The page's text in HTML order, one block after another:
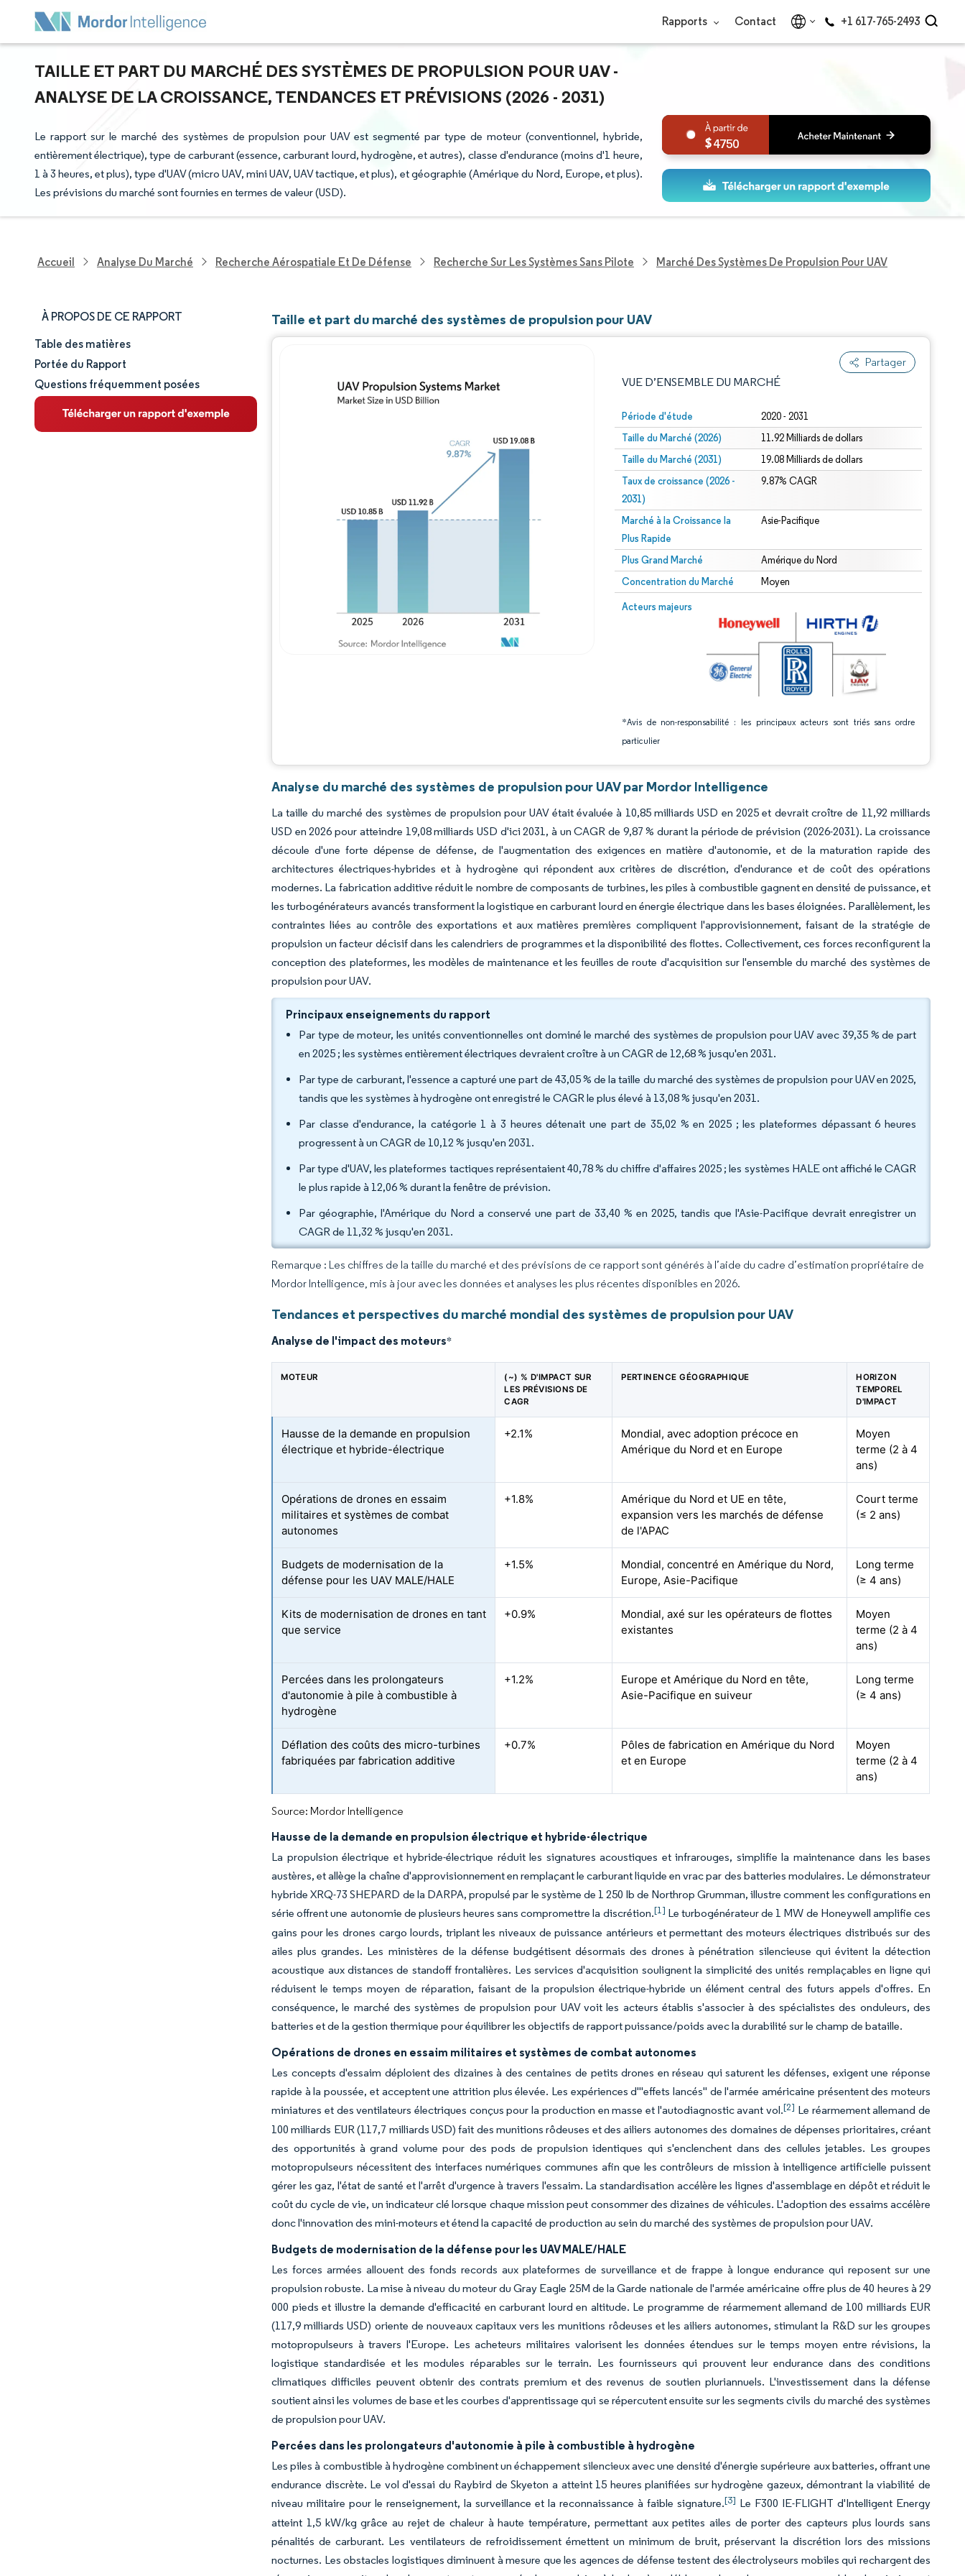
Rapports Contact +1 617-765-2493
TAILLE ET PART DU MARCHÉ DES SYSTÈMES DE PROPULSION POUR UAV -
ANALYSE DE LA CROISSANCE, TENDANCES ET PRÉVISIONS (2026 - 2031)
Le rapport sur le marché des systèmes de propulsion pour UAV est segmenté par type de moteur (conventionnel, hybride,
entièrement électrique), type de carburant (essence, carburant lourd, hydrogène, et autres), classe d'endurance (moins d'1 heure,
1 à 3 heures, et plus), type d'UAV (micro UAV, mini UAV, UAV tactique, et plus), et géographie (Amérique du Nord, Europe, et plus).
Les prévisions du marché sont fournies en termes de valeur (USD).
4750
Accueil Analyse Du Marché Recherche Aérospatiale Et De Défense Recherche Sur Les Systèmes Sans Pilote Marché Des Systèmes De Propulsion Pour UAV
À PROPOS DE CE RAPPORT
Taille et part de marché
Analyse du marché
Tendances et perspectives
Table des matières
Portée du Rapport
Questions fréquemment posées
Taille et part du marché des systèmes de propulsion pour UAV
Partager
VUE D’ENSEMBLE DU MARCHÉ
Période d'étude 2020 - 2031
Taille du Marché (2026) 11.92 Milliards de dollars
Taille du Marché (2031) 19.08 Milliards de dollars
Taux de croissance (2026 -
2031)
9.87% CAGR
Marché à la Croissance la
Plus Rapide
Asie-Pacifique
Plus Grand Marché Amérique du Nord
Concentration du Marché Moyen
Acteurs majeurs
*Avis de non-responsabilité : les principaux acteurs sont triés sans ordre
particulier
Image © Mordor Intelligence. La réutilisation nécessite une attribution sous CC BY 4.0.
Image © Mordor Intelligence. La réutilisation nécessite une attribution sous CC BY 4.0.
Analyse du marché des systèmes de propulsion pour UAV par Mordor Intelligence
La taille du marché des systèmes de propulsion pour UAV était évaluée à 10,85 milliards USD en 2025 et devrait croître de 11,92 milliards
USD en 2026 pour atteindre 19,08 milliards USD d'ici 2031, à un CAGR de 9,87 % durant la période de prévision (2026-2031). La croissance
découle d'une forte dépense de défense, de l'augmentation des exigences en matière d'autonomie, et de la maturation rapide des
architectures électriques-hybrides et à hydrogène qui répondent aux critères de discrétion, d'endurance et de coût des opérations
modernes. La fabrication additive réduit le nombre de composants de turbines, les piles à combustible gagnent en densité de puissance, et
les turbogénérateurs avancés transforment la logistique en carburant lourd en énergie électrique dans les bases éloignées. Parallèlement, les
contraintes liées au contrôle des exportations et aux matières premières compliquent l'approvisionnement, faisant de la stratégie de
propulsion un facteur décisif dans les calendriers de programmes et la disponibilité des flottes. Collectivement, ces forces reconfigurent la
conception des plateformes, les modèles de maintenance et les feuilles de route d'acquisition sur l'ensemble du marché des systèmes de
propulsion pour UAV.
Principaux enseignements du rapport
Par type de moteur, les unités conventionnelles ont dominé le marché des systèmes de propulsion pour UAV avec 39,35 % de part
en 2025 ; les systèmes entièrement électriques devraient croître à un CAGR de 12,68 % jusqu'en 2031.
Par type de carburant, l'essence a capturé une part de 43,05 % de la taille du marché des systèmes de propulsion pour UAV en 2025,
tandis que les systèmes à hydrogène ont enregistré le CAGR le plus élevé à 13,08 % jusqu'en 2031.
Par classe d'endurance, la catégorie 1 à 3 heures détenait une part de 35,02 % en 2025 ; les plateformes dépassant 6 heures
progressent à un CAGR de 10,12 % jusqu'en 2031.
Par type d'UAV, les plateformes tactiques représentaient 40,78 % du chiffre d'affaires 2025 ; les systèmes HALE ont affiché le CAGR
le plus rapide à 12,06 % durant la fenêtre de prévision.
Par géographie, l'Amérique du Nord a conservé une part de 33,40 % en 2025, tandis que l'Asie-Pacifique devrait enregistrer un
CAGR de 11,32 % jusqu'en 2031.
Remarque : Les chiffres de la taille du marché et des prévisions de ce rapport sont générés à l’aide du cadre d’estimation propriétaire de
Mordor Intelligence, mis à jour avec les données et analyses les plus récentes disponibles en 2026.
Tendances et perspectives du marché mondial des systèmes de propulsion pour UAV
Analyse de l'impact des moteurs*
MOTEUR
(~) % D'IMPACT SUR
LES PRÉVISIONS DE
CAGR
PERTINENCE GÉOGRAPHIQUE
HORIZON
TEMPOREL
D'IMPACT
Hausse de la demande en propulsion
électrique et hybride-électrique
+2.1%
Mondial, avec adoption précoce en
Amérique du Nord et en Europe
Moyen
terme (2 à 4
ans)
Opérations de drones en essaim
militaires et systèmes de combat
autonomes
+1.8%
Amérique du Nord et UE en tête,
expansion vers les marchés de défense
de l'APAC
Court terme
(≤ 2 ans)
Budgets de modernisation de la
défense pour les UAV MALE/HALE
+1.5%
Mondial, concentré en Amérique du Nord,
Europe, Asie-Pacifique
Long terme
(≥ 4 ans)
Kits de modernisation de drones en tant
que service
+0.9%
Mondial, axé sur les opérateurs de flottes
existantes
Moyen
terme (2 à 4
ans)
Percées dans les prolongateurs
d'autonomie à pile à combustible à
hydrogène
+1.2%
Europe et Amérique du Nord en tête,
Asie-Pacifique en suiveur
Long terme
(≥ 4 ans)
Déflation des coûts des micro-turbines
fabriquées par fabrication additive
+0.7%
Pôles de fabrication en Amérique du Nord
et en Europe
Moyen
terme (2 à 4
ans)
Source: Mordor Intelligence
Hausse de la demande en propulsion électrique et hybride-électrique
La propulsion électrique et hybride-électrique réduit les signatures acoustiques et infrarouges, simplifie la maintenance dans les bases
austères, et allège la chaîne d'approvisionnement en remplaçant le carburant liquide en vrac par des batteries modulaires. Le démonstrateur
hybride XRQ-73 SHEPARD de la DARPA, propulsé par le système de 1 250 lb de Northrop Grumman, illustre comment les configurations en
série offrent une autonomie de plusieurs heures sans compromettre la discrétion.[1] Le turbogénérateur de 1 MW de Honeywell amplifie ces
gains pour les drones cargo lourds, triplant les niveaux de puissance antérieurs et permettant des moteurs électriques distribués sur des
ailes plus grandes. Les ministères de la défense budgétisent désormais des drones à pénétration silencieuse qui évitent la détection
acoustique aux distances de standoff frontalières. Les services d'acquisition soulignent la simplicité des unités remplaçables en ligne qui
réduisent le temps moyen de réparation, faisant de la propulsion électrique-hybride un élément central des futurs appels d'offres. En
conséquence, le marché des systèmes de propulsion pour UAV voit les acteurs établis s'associer à des spécialistes des onduleurs, des
batteries et de la gestion thermique pour équilibrer les objectifs de rapport puissance/poids avec la durabilité sur le champ de bataille.
Opérations de drones en essaim militaires et systèmes de combat autonomes
Les concepts d'essaim déploient des dizaines à des centaines de petits drones en réseau qui saturent les défenses, exigent une réponse
rapide à la poussée, et acceptent une attrition plus élevée. Les expériences d'"effets lancés" de l'armée américaine présentent des moteurs
miniatures et des ventilateurs électriques conçus pour la production en masse et l'autodiagnostic avant vol.[2] Le réarmement allemand de
100 milliards EUR (117,7 milliards USD) fait des munitions rôdeuses et des ailiers autonomes des domaines de dépenses prioritaires, créant
des opportunités à grand volume pour des pods de propulsion identiques qui s'enclenchent dans des cellules jetables. Les groupes
motopropulseurs nécessitent des interfaces numériques communes afin que les contrôleurs de mission à intelligence artificielle puissent
gérer les gaz, l'état de santé et l'arrêt d'urgence à travers l'essaim. La standardisation accélère les lignes d'assemblage en dépôt et réduit le
coût du cycle de vie, un indicateur clé lorsque chaque mission peut consommer des dizaines de véhicules. L'adoption des essaims accélère
donc l'innovation des mini-moteurs et étend la capacité de production au sein du marché des systèmes de propulsion pour UAV.
Budgets de modernisation de la défense pour les UAV MALE/HALE
Les forces armées allouent des fonds records aux plateformes de surveillance et de frappe à longue endurance qui reposent sur une
propulsion robuste. La mise à niveau du moteur du Gray Eagle 25M de la Garde nationale de l'armée américaine offre plus de 40 heures à 29
000 pieds et illustre la demande d'efficacité en carburant lourd en altitude. Le programme de réarmement allemand de 100 milliards EUR
(117,9 milliards USD) oriente de nouveaux capitaux vers les munitions rôdeuses et les ailiers autonomes, stimulant la R&D sur les groupes
motopropulseurs à travers l'Europe. Les acheteurs militaires valorisent les données étendues sur le temps moyen entre révisions, la
logistique standardisée et les modules réparables sur le terrain. Les fournisseurs qui prouvent leur endurance dans des conditions
climatiques difficiles peuvent obtenir des contrats premium et des revenus de soutien pluriannuels. L'investissement dans la défense
soutient ainsi les volumes de base et les courbes d'apprentissage qui se répercutent ensuite sur les segments civils du marché des systèmes
de propulsion pour UAV.
Percées dans les prolongateurs d'autonomie à pile à combustible à hydrogène
Les piles à combustible à hydrogène combinent un échappement silencieux avec une densité d'énergie supérieure aux batteries, offrant une
endurance discrète. Le vol d'essai du Raybird de Skyeton a atteint 15 heures planifiées sur hydrogène gazeux, démontrant la viabilité de
niveau militaire pour le renseignement, la surveillance et la reconnaissance à faible signature.[3] Le F300 IE-FLIGHT d'Intelligent Energy
atteint 1,5 kW/kg grâce au rejet de chaleur à haute température, permettant aux petites ailes de porter des capteurs plus lourds sans
pénalités de carburant. Les ventilateurs de refroidissement émettent un minimum de bruit, préservant la discrétion lors des missions
nocturnes. Les obstacles logistiques diminuent à mesure que les agences de défense testent des électrolyseurs mobiles qui rechargent des